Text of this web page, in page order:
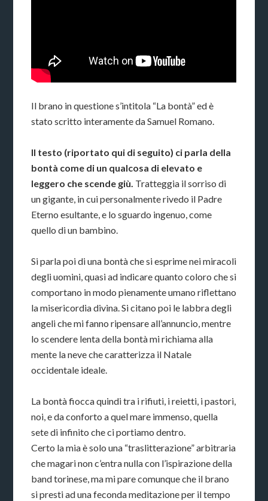
Il brano in questione s’intitola “La bontà” ed è
stato scritto interamente da Samuel Romano.
Il testo (riportato qui di seguito) ci parla della
bontà come di un qualcosa di elevato e
leggero che scende giù. Tratteggia il sorriso di
un gigante, in cui personalmente rivedo il Padre
Eterno esultante, e lo sguardo ingenuo, come
quello di un bambino.
Si parla poi di una bontà che si esprime nei miracoli
degli uomini, quasi ad indicare quanto coloro che si
comportano in modo pienamente umano riflettano
la misericordia divina. Si citano poi le labbra degli
angeli che mi fanno ripensare all’annuncio, mentre
lo scendere lenta della bontà mi richiama alla
mente la neve che caratterizza il Natale
occidentale ideale.
La bontà fiocca quindi tra i rifiuti, i reietti, i pastori,
noi, e da conforto a quel mare immenso, quella
sete di infinito che ci portiamo dentro.
Certo la mia è solo una “traslitterazione” arbitraria
che magari non c’entra nulla con l’ispirazione della
band torinese, ma mi pare comunque che il brano
si presti ad una feconda meditazione per il tempo